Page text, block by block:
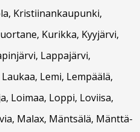
Kristiinankaupunki,
Kurikka, Kyyjärvi,
Lappajärvi,
Lemi, Lempäälä,
Loimaa, Loppi, Loviisa,
Malax, Mäntsälä, Mänttä-